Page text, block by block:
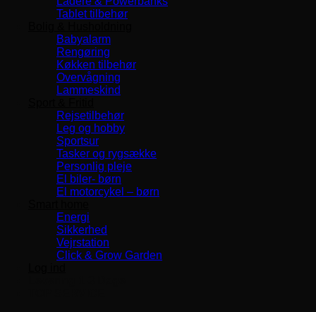
Tablet tilbehør
Babyalarm
Rengøring
Køkken tilbehør
Overvågning
Lammeskind
Rejsetilbehør
Leg og hobby
Sportsur
Tasker og rygsække
Personlig pleje
El biler- børn
El motorcykel – børn
Energi
Sikkerhed
Vejrstation
Click & Grow Garden